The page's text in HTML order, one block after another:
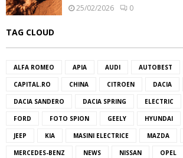
25/02/2026 0
TAG CLOUD
ALFA ROMEO APIA AUDI AUTOBEST
CAPITAL.RO CHINA CITROEN DACIA
DACIA SANDERO DACIA SPRING ELECTRIC
FORD FOTO SPION GEELY HYUNDAI
JEEP KIA MASINI ELECTRICE MAZDA
MERCEDES-BENZ NEWS NISSAN OPEL